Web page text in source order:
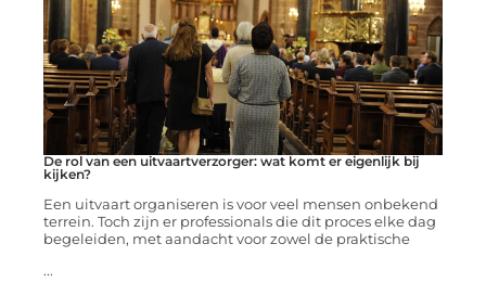
De rol van een uitvaartverzorger: wat komt er eigenlijk bij
kijken?
Een uitvaart organiseren is voor veel mensen onbekend
terrein. Toch zijn er professionals die dit proces elke dag
begeleiden, met aandacht voor zowel de praktische
...